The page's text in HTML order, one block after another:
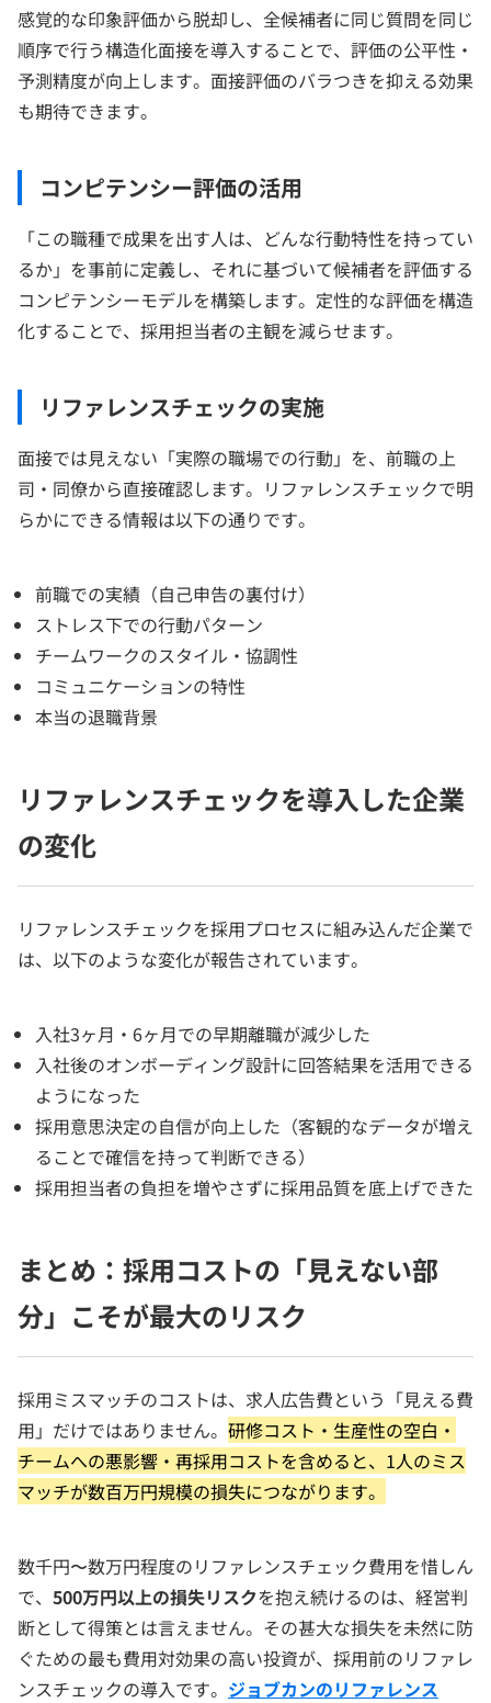
感覚的な印象評価から脱却し、全候補者に同じ質問を同じ
順序で行う構造化面接を導入することで、評価の公平性・
予測精度が向上します。面接評価のバラつきを抑える効果
も期待できます。
コンピテンシー評価の活用
「この職種で成果を出す人は、どんな行動特性を持ってい
るか」を事前に定義し、それに基づいて候補者を評価する
コンピテンシーモデルを構築します。定性的な評価を構造
化することで、採用担当者の主観を減らせます。
リファレンスチェックの実施
面接では見えない「実際の職場での行動」を、前職の上
司・同僚から直接確認します。リファレンスチェックで明
らかにできる情報は以下の通りです。
前職での実績（自己申告の裏付け）
ストレス下での行動パターン
チームワークのスタイル・協調性
コミュニケーションの特性
本当の退職背景
リファレンスチェックを導入した企業
の変化
リファレンスチェックを採用プロセスに組み込んだ企業で
は、以下のような変化が報告されています。
入社3ヶ月・6ヶ月での早期離職が減少した
入社後のオンボーディング設計に回答結果を活用できる
ようになった
採用意思決定の自信が向上した（客観的なデータが増え
ることで確信を持って判断できる）
採用担当者の負担を増やさずに採用品質を底上げできた
まとめ：採用コストの「見えない部
分」こそが最大のリスク
採用ミスマッチのコストは、求人広告費という「見える費
用」だけではありません。 研修コスト・生産性の空白・
チームへの悪影響・再採用コストを含めると、1人のミス
マッチが数百万円規模の損失につながります。
数千円〜数万円程度のリファレンスチェック費用を惜しん
で、 500万円以上の損失リスクを抱え続けるのは、経営判
断として得策とは言えません。その甚大な損失を未然に防
ぐための最も費用対効果の高い投資が、採用前のリファレ
ンスチェックの導入です。 ジョブカンのリファレンス